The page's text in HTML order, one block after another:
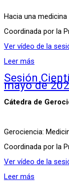
Hacia una
Coordinada por la
Ver vídeo de la
Leer más
Sesión
mayo de
Cátedra de
Gerociencia:
Coordinada por la
Ver vídeo de la
Leer más